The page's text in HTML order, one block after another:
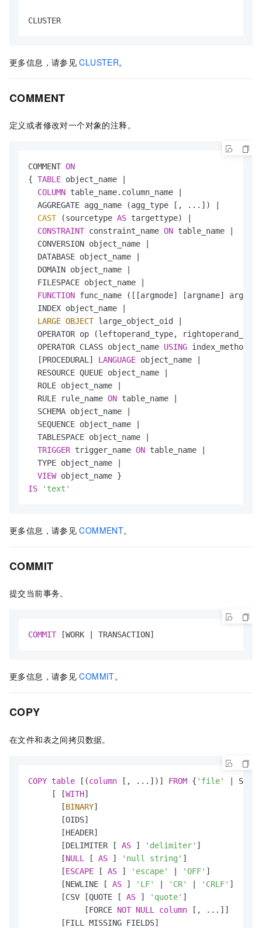
CLUSTER
更多信息，请参见 CLUSTER。
COMMENT
定义或者修改对一个对象的注释。
COMMENT ON
{ TABLE object_name
COLUMN table_name.column_name
  AGGREGATE agg_name (agg_type [, ...])
CAST (sourcetype AS targettype)
CONSTRAINT constraint_name ON table_name
  CONVERSION object_name
  DATABASE object_name
  DOMAIN object_name
  FILESPACE object_name
FUNCTION func_name ([[argmode] [argname]
  INDEX object_name
LARGE OBJECT large_object_oid
OPERATOR op (leftoperand_type,
  OPERATOR CLASS object_name
USING index_method
  [PROCEDURAL]
LANGUAGE object_name
  RESOURCE QUEUE object_name
  ROLE object_name
  RULE rule_name
ON table_name
  SCHEMA object_name
  SEQUENCE object_name
  TABLESPACE object_name
TRIGGER trigger_name ON table_name
  TYPE object_name
VIEW
IS
'text'
更多信息，请参见 COMMENT。
COMMIT
提交当前事务。
COMMIT [WORK TRANSACTION]
更多信息，请参见 COMMIT。
COPY
在文件和表之间拷贝数据。
COPY table [(column [, ...])] FROM { 'file' |
     [ [
WITH]
       [
BINARY]
       [OIDS]
       [HEADER]
       [DELIMITER [
AS ] 'delimiter' ]
       [
NULL [ AS ] 'null string' ]
       [
ESCAPE [ AS ] 'escape' | 'OFF' ]
       [NEWLINE [
AS ] 'LF' | 'CR' | 'CRLF' ]
       [CSV [QUOTE [
AS ] 'quote' ]
            [FORCE
NOT NULL column [, ...]]
       [FILL MISSING FIELDS]